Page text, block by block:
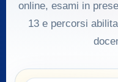
online, esami in
13 e percorsi